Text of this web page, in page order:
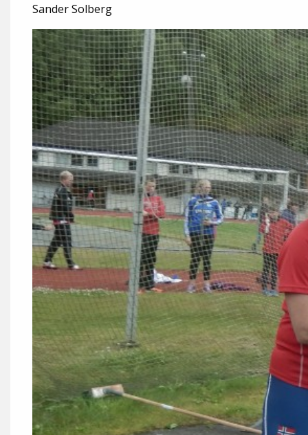
Sander Solberg